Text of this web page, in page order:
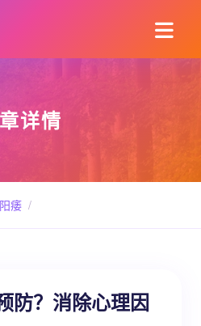
详情
阳痿 /
防？消除心理因